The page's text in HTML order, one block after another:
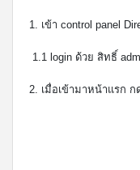
1. เข้า control panel
1.1 login ด้วย สิทธิ์
2. เมื่อเข้ามาหน้าแรก ก